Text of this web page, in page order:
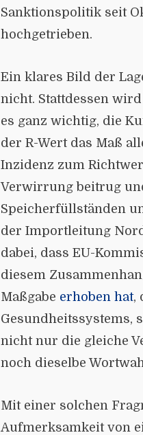
Sanktionspolitik seit
hochgetrieben.
Ein klares Bild der
nicht. Stattdessen
es ganz wichtig, die
der R-Wert das Maß
Inzidenz zum
Verwirrung beitrug
Speicherfüllständen
der Importleitung
dabei, dass EU-
diesem
Maßgabe erhoben hat,
Gesundheitssystems,
nicht nur die gleiche
noch dieselbe
Mit einer solchen
Aufmerksamkeit von